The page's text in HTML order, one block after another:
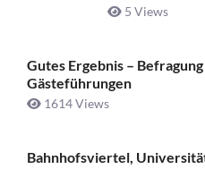
5 Views
Gutes Ergebnis –
Gästeführungen
1614 Views
Bahnhofsviertel,